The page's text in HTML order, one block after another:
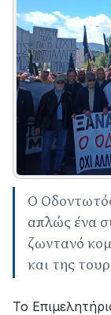
Ο
απλώς ένα
ζωντανό
και της
Το